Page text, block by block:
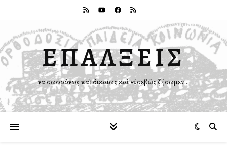
ΕΠΑΛΞΕΙΣ
Ἵνα σωφρόνως καὶ δικαίως καὶ εὐσεβῶς ζήσωμεν…